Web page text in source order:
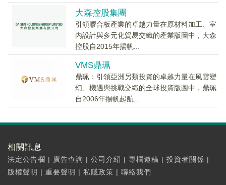
大森控股集團
引領膠合板產業的卓越力量在原材料加工、室
內設計與多元化貿易交織的產業版圖中，大森
控股自2015年揚帆...
VMS鼎珮
鼎珮：引領亞洲另類投資的卓越力量在風雲變
幻、機遇與挑戰交織的全球投資版圖中，鼎珮
自2006年揚帆起航...
相關訊息
法定公告欄 | 廣告查詢 | 公司介紹 | 專欄邀稿 | 投資者關係 |
版權聲明 | 重要聲明 | 私隱政策 | 聯絡我們